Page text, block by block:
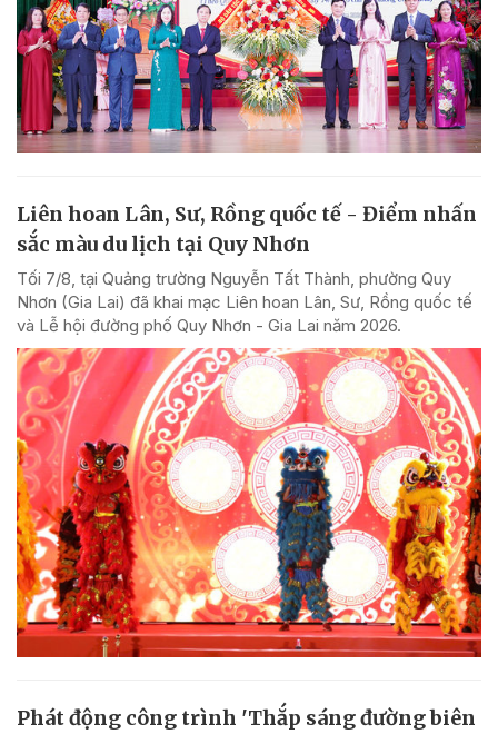
Liên hoan Lân, Sư, Rồng quốc tế - Điểm nhấn
sắc màu du lịch tại Quy Nhơn
Tối 7/8, tại Quảng trường Nguyễn Tất Thành, phường Quy
Nhơn (Gia Lai) đã khai mạc Liên hoan Lân, Sư, Rồng quốc tế
và Lễ hội đường phố Quy Nhơn - Gia Lai năm 2026.
Phát động công trình 'Thắp sáng đường biên